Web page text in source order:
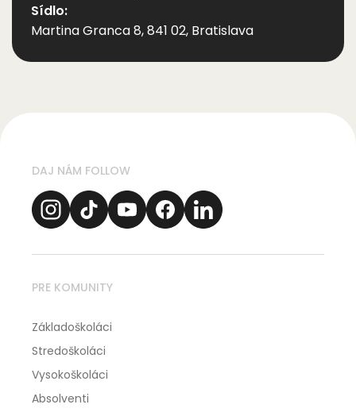
Sídlo:
Martina Granca 8, 841 02, Bratislava
DAJ NÁM FOLLOW
PRE KOMUNITY
Základoškoláci
Stredoškoláci
Vysokoškoláci
Absolventi